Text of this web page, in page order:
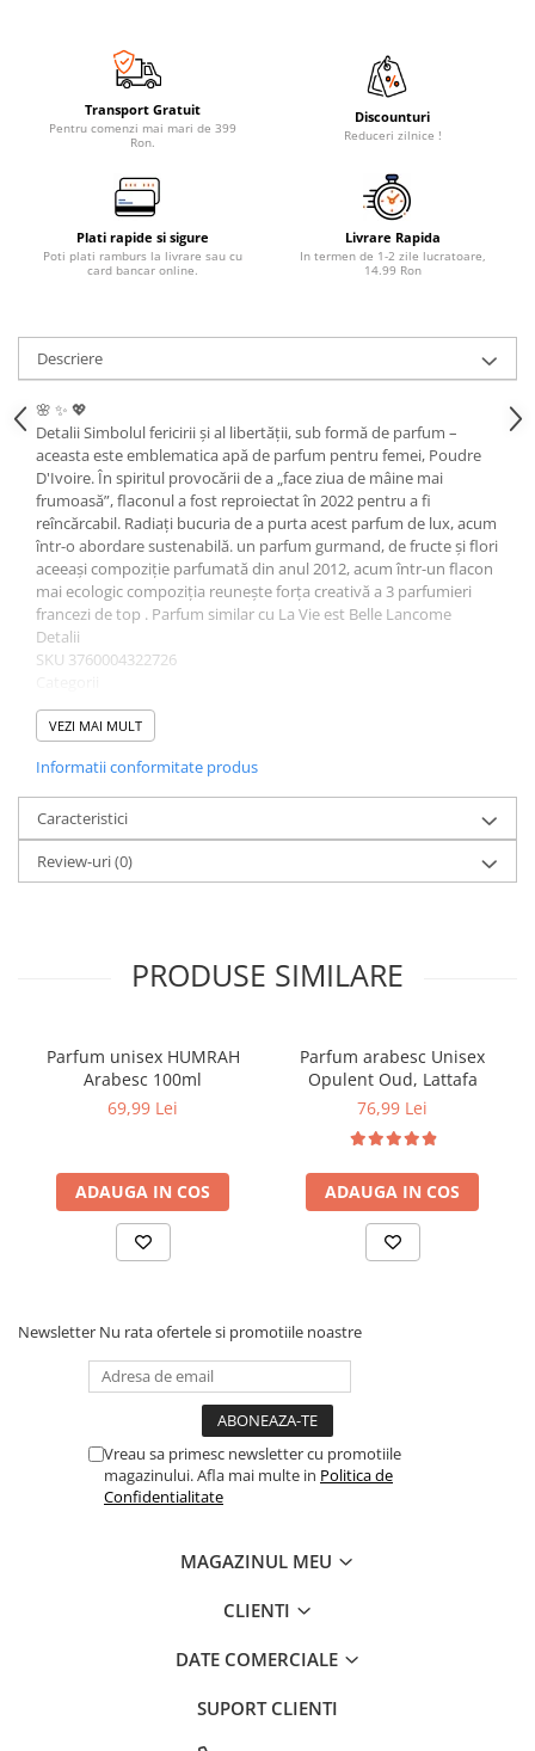
Transport Gratuit
Pentru comenzi mai mari de 399
Ron.
Discounturi
Reduceri zilnice !
Plati rapide si sigure
Poti plati ramburs la livrare sau cu
card bancar online.
Livrare Rapida
In termen de 1-2 zile lucratoare,
14.99 Ron
Descriere
🌸 ✨ 💖
Detalii Simbolul fericirii și al libertății, sub formă de parfum –
aceasta este emblematica apă de parfum pentru femei, Poudre
D'Ivoire. În spiritul provocării de a „face ziua de mâine mai
frumoasă”, flaconul a fost reproiectat în 2022 pentru a fi
reîncărcabil. Radiați bucuria de a purta acest parfum de lux, acum
într-o abordare sustenabilă. un parfum gurmand, de fructe și flori
aceeași compoziție parfumată din anul 2012, acum într-un flacon
mai ecologic compoziția reunește forța creativă a 3 parfumieri
francezi de top . Parfum similar cu La Vie est Belle Lancome
Detalii
SKU 3760004322726
Parfumuri femei
Brand
Comanda acum si lasa-te cucerit de aromele elegante!
VEZI MAI MULT
Informatii conformitate produs
Caracteristici
Review-uri(0)
PRODUSE SIMILARE
Parfum unisex HUMRAH
Arabesc 100ml
69,99 Lei
ADAUGA IN COS
Parfum arabesc Unisex
Opulent Oud, Lattafa
76,99 Lei
ADAUGA IN COS
Newsletter Nu rata ofertele si promotiile noastre
Vreau sa primesc newsletter cu promotiile
magazinului. Afla mai multe in Politica de
Confidentialitate
MAGAZINUL MEU
CLIENTI
DATE COMERCIALE
SUPORT CLIENTI